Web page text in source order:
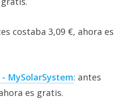
costaba 3,09 €, ahora es
MySolarSystem: antes
es gratis.